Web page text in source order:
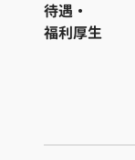
待遇・
福利厚生